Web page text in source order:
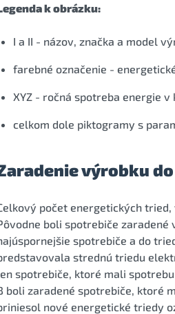
k obrázku:
I a II - názov, značka a model
farebné označenie -
XYZ - ročná spotreba energie v
celkom dole piktogramy s
výrobku
počet energetických
boli spotrebiče zaradené
spotrebiče a do
strednú triedu
spotrebiče, ktoré mali
boli zaradené spotrebiče, ktoré
nové energetické triedy